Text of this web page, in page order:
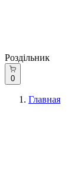
Роздільник
0
Главная